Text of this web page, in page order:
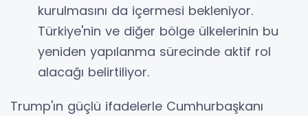
kurulmasını da içermesi bekleniyor.
Türkiye'nin ve diğer bölge ülkelerinin bu
yeniden yapılanma sürecinde aktif rol
alacağı belirtiliyor.
Trump'ın güçlü ifadelerle Cumhurbaşkanı